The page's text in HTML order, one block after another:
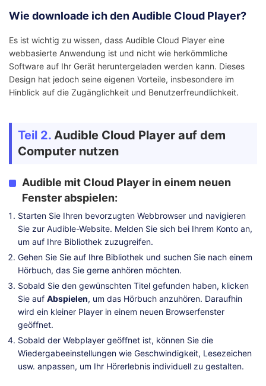
Wie downloade ich den Audible Cloud Player?
Es ist wichtig zu wissen, dass Audible Cloud Player eine
webbasierte Anwendung ist und nicht wie herkömmliche
Software auf Ihr Gerät heruntergeladen werden kann. Dieses
Design hat jedoch seine eigenen Vorteile, insbesondere im
Hinblick auf die Zugänglichkeit und Benutzerfreundlichkeit.
Teil 2. Audible Cloud Player auf dem
Computer nutzen
Audible mit Cloud Player in einem neuen
Fenster abspielen:
Starten Sie Ihren bevorzugten Webbrowser und navigieren
Sie zur Audible-Website. Melden Sie sich bei Ihrem Konto an,
um auf Ihre Bibliothek zuzugreifen.
Gehen Sie Sie auf Ihre Bibliothek und suchen Sie nach einem
Hörbuch, das Sie gerne anhören möchten.
Sobald Sie den gewünschten Titel gefunden haben, klicken
Sie auf Abspielen, um das Hörbuch anzuhören. Daraufhin
wird ein kleiner Player in einem neuen Browserfenster
geöffnet.
Sobald der Webplayer geöffnet ist, können Sie die
Wiedergabeeinstellungen wie Geschwindigkeit, Lesezeichen
usw. anpassen, um Ihr Hörerlebnis individuell zu gestalten.